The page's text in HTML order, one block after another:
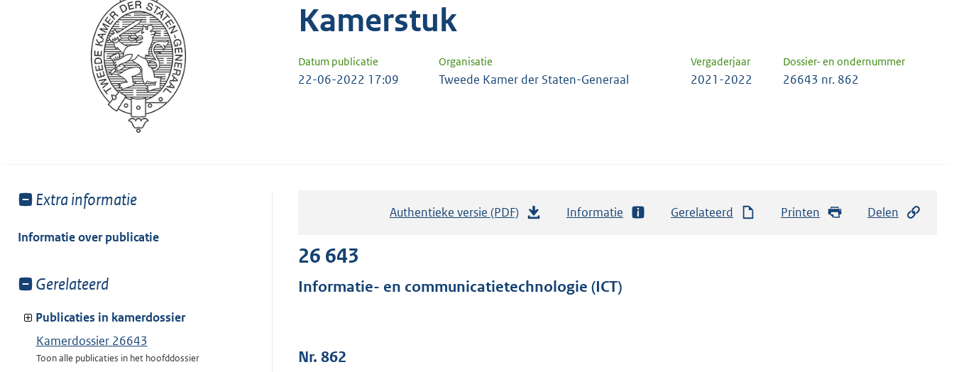
Kamerstuk
Datum publicatie Organisatie Vergaderjaar Dossier- en ondernummer
22-06-2022 17:09 Tweede Kamer der Staten-Generaal 2021-2022 26643 nr. 862
Toon
van:
Extra informatie
Informatie over publicatie
Toon
van:
Gerelateerd
Publicaties in kamerdossier
Kamerdossier 26643
Toon alle publicaties in het hoofddossier
Authentieke versie (PDF)
a
Informatie Gerelateerd Printen Delen
26 643
Informatie- en communicatietechnologie (ICT)
Nr. 862